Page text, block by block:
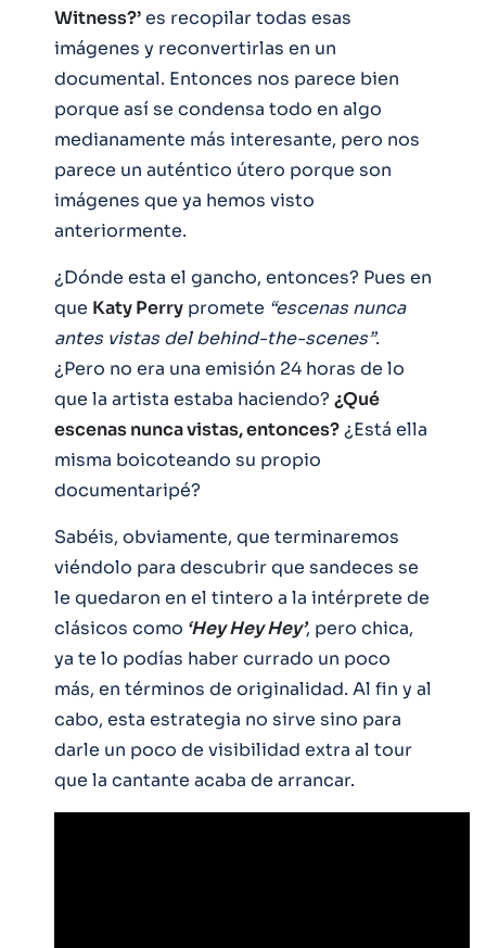
Witness?’es recopilar todas esas
imágenes y reconvertirlas en un
documental. Entonces nos parece bien
porque así se condensa todo en algo
medianamente más interesante, pero nos
parece un auténtico útero porque son
imágenes que ya hemos visto
anteriormente.
¿Dónde esta el gancho, entonces? Pues en
que Katy Perry promete “escenas nunca
antes vistas del behind-the-scenes”.
¿Pero no era una emisión 24 horas de lo
que la artista estaba haciendo? ¿Qué
escenas nunca vistas, entonces?¿Está ella
misma boicoteando su propio
documentaripé?
Sabéis, obviamente, que terminaremos
viéndolo para descubrir que sandeces se
le quedaron en el tintero a la intérprete de
clásicos como ‘Hey Hey Hey’, pero chica,
ya te lo podías haber currado un poco
más, en términos de originalidad. Al fin y al
cabo, esta estrategia no sirve sino para
darle un poco de visibilidad extra al tour
que la cantante acaba de arrancar.